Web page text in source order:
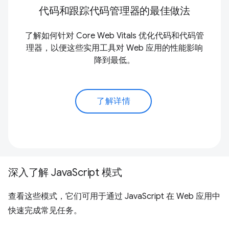
代码和跟踪代码管理器的最佳做法
了解如何针对 Core Web Vitals 优化代码和代码管
理器，以便这些实用工具对 Web 应用的性能影响
降到最低。
了解详情
深入了解 JavaScript 模式
查看这些模式，它们可用于通过 JavaScript 在 Web 应用中
快速完成常见任务。